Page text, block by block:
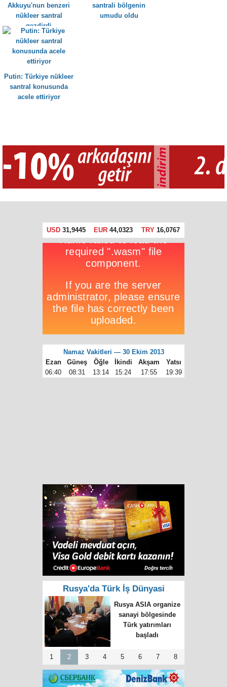
Akkuyu'nun benzeri
nükleer santral
gezdirdi
santrali bölgenin
umudu oldu
Putin: Türkiye nükleer
santral konusunda
acele ettiriyor
USD 31,9445 EUR 44,0323 TRY 16,0767
Namaz Vakitleri — 30 Ekim 2013
Ezan
Güneş Öğle İkindi Akşam
Yatsı
06:40
08:31 13:14 15:24 17:55 19:39
Rusya'da Türk İş Dünyasi
Türk girişimci
Rusya’da yüz bin
işçiyi giydirdi
1 2 3 4 5 6 7 8